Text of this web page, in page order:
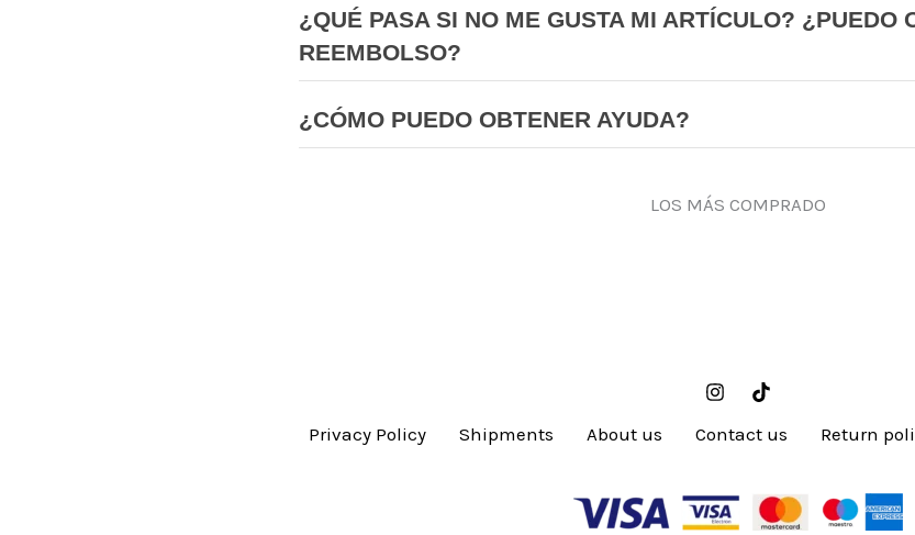
¿QUÉ PASA SI NO ME GUSTA MI ARTÍCULO? ¿PUEDO
REEMBOLSO?
¿CÓMO PUEDO OBTENER AYUDA?
LOS MÁS COMPRADO
Privacy Policy Shipments About us Contact us Return